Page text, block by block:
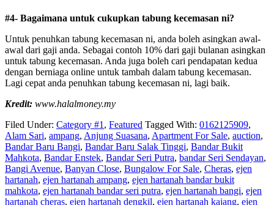
#4- Bagaimana untuk cukupkan tabung kecemasan ni?
Untuk penuhkan tabung kecemasan ni, anda boleh asingkan awal-
awal dari gaji anda. Sebagai contoh 10% dari gaji bulanan asingkan
untuk tabung kecemasan. Anda juga boleh cari pendapatan kedua
dengan berniaga online untuk tambah dalam tabung kecemasan.
Lagi cepat anda penuhkan tabung kecemasan ni, lagi baik.
Kredit: www.halalmoney.my
Filed Under: Category #1 , Featured Tagged With: 0162125909,
Alam Sari, ampang, Anjung Suasana, Apartment For Sale, auction,
Bandar Baru Bangi, Bandar Baru Salak Tinggi, Bandar Bukit
Mahkota, Bandar Enstek, Bandar Seri Putra, bandar Seri Sendayan,
Bangi Avenue, Banyan Close, Bungalow For Sale, Cheras, ejen
hartanah, ejen hartanah ampang, ejen hartanah bandar bukit
mahkota, ejen hartanah bandar seri putra, ejen hartanah bangi, ejen
hartanah cheras, ejen hartanah dengkil, ejen hartanah kajang, ejen